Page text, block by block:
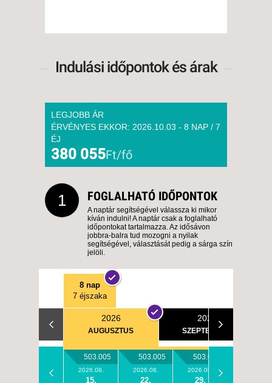
Indulási időpontok és árak
LEGJOBB ÁR
ÉRVÉNYES EKKOR: 2026.10.03 - 8 NAP / 7
ÉJ
380 055Ft/fő
1 FOGLALHATÓ IDŐPONTOK
A naptár segítségével válassza ki mikor
kíván indulni! A naptár csak a foglalható
időpontokat tartalmazza. Az idősávon
jobbra-balra tud mozogni a nyilak
segítségével, választását pedig a sárga szín
jelöli.
8 nap
7 éjszaka
2026
AUGUSZTUS
2026
SZEPTEMBER
503.005
2026.08.
15.
503.005
2026.08.
22.
503.005
2026.08.
29.